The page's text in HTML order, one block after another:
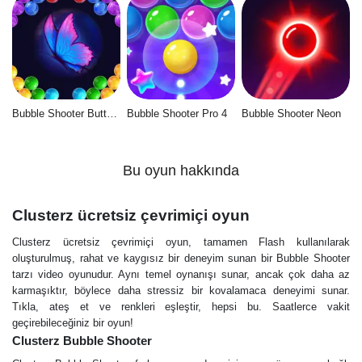
Bubble Shooter Pro 4 Bubble Shooter Neon
Bu oyun hakkında
Сlusterz ücretsiz çevrimiçi oyun
Сlusterz ücretsiz çevrimiçi oyun, tamamen Flash kullanılarak
oluşturulmuş, rahat ve kaygısız bir deneyim sunan bir Bubble Shooter
tarzı video oyunudur. Aynı temel oynanışı sunar, ancak çok daha az
karmaşıktır, böylece daha stressiz bir kovalamaca deneyimi sunar.
Tıkla, ateş et ve renkleri eşleştir, hepsi bu. Saatlerce vakit
geçirebileceğiniz bir oyun!
Сlusterz Bubble Shooter